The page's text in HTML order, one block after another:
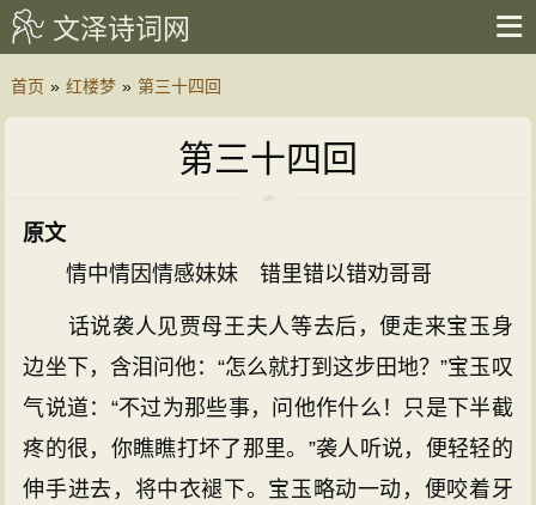
文泽诗词网
首页 » 红楼梦 » 第三十四回
第三十四回
原文
情中情因情感妹妹 错里错以错劝哥哥
话说袭人见贾母王夫人等去后，便走来宝玉身
边坐下，含泪问他：“怎么就打到这步田地？”宝玉叹
气说道：“不过为那些事，问他作什么！只是下半截
疼的很，你瞧瞧打坏了那里。”袭人听说，便轻轻的
伸手进去，将中衣褪下。宝玉略动一动，便咬着牙